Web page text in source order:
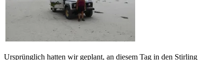
Ursprünglich hatten wir geplant, an diesem Tag in den Stirling